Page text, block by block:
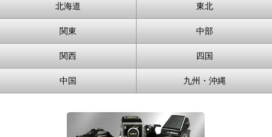
北海道 東北
関東 中部
関西 四国
中国 九州・沖縄